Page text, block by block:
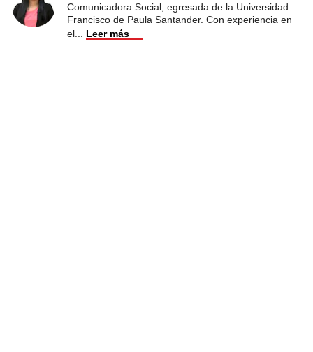
Comunicadora Social, egresada de la Universidad
Francisco de Paula Santander. Con experiencia en
el
Leer más